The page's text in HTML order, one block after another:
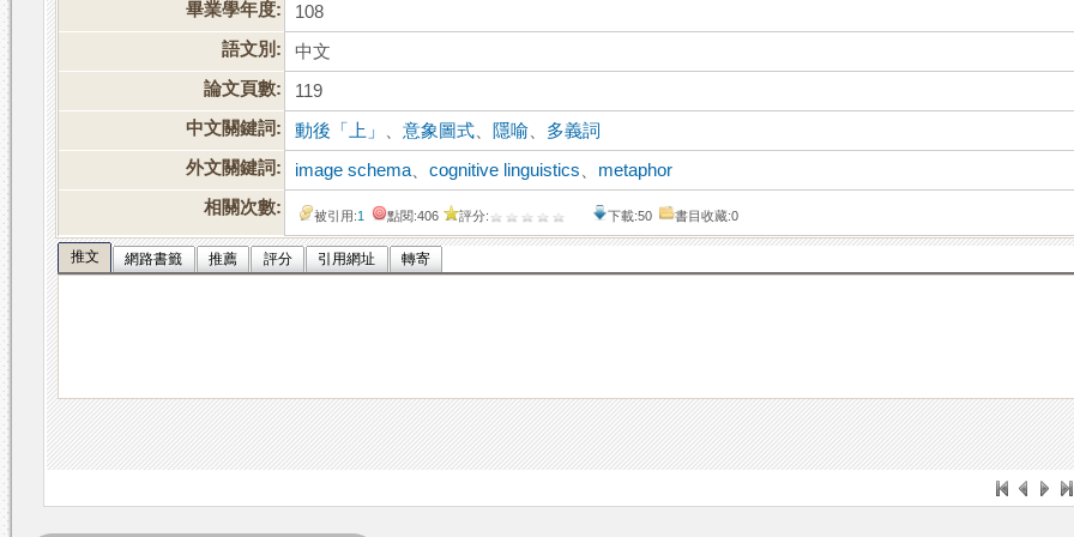
畢業學年度:
108
語文別:
中文
論文頁數:
119
中文關鍵詞:
動後「上」 、意象圖式 隱喻
多義詞
外文關鍵詞:
image schema 、cognitive linguistics
metaphor
相關次數:
被引用:1 點閱:406 評分: 下載:50 書目收藏:0
推文 網路書籤 推薦 評分 引用網址 轉寄